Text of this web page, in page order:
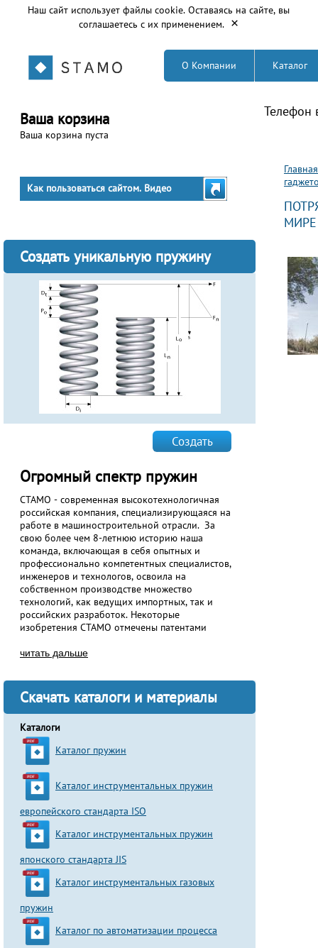
Наш сайт использует файлы cookie. Оставаясь на сайте, вы
соглашаетесь с их применением. ×
О Компании Каталог
Телефон
Ваша корзина
Ваша корзина пуста
Как пользоваться сайтом. Видео
Создать уникальную пружину
Создать
Огромный спектр пружин
СТАМО - современная высокотехнологичная
российская компания, специализирующаяся на
работе в машиностроительной отрасли. За
свою более чем 8-летнюю историю наша
команда, включающая в себя опытных и
профессионально компетентных специалистов,
инженеров и технологов, освоила на
собственном производстве множество
технологий, как ведущих импортных, так и
российских разработок. Некоторые
изобретения СТАМО отмечены патентами
читать дальше
Скачать каталоги и материалы
Каталоги
Каталог пружин
Каталог инструментальных пружин
европейского стандарта ISO
Каталог инструментальных пружин
японского стандарта JIS
Каталог инструментальных газовых
пружин
Каталог по автоматизации процесса
Вы
Главная